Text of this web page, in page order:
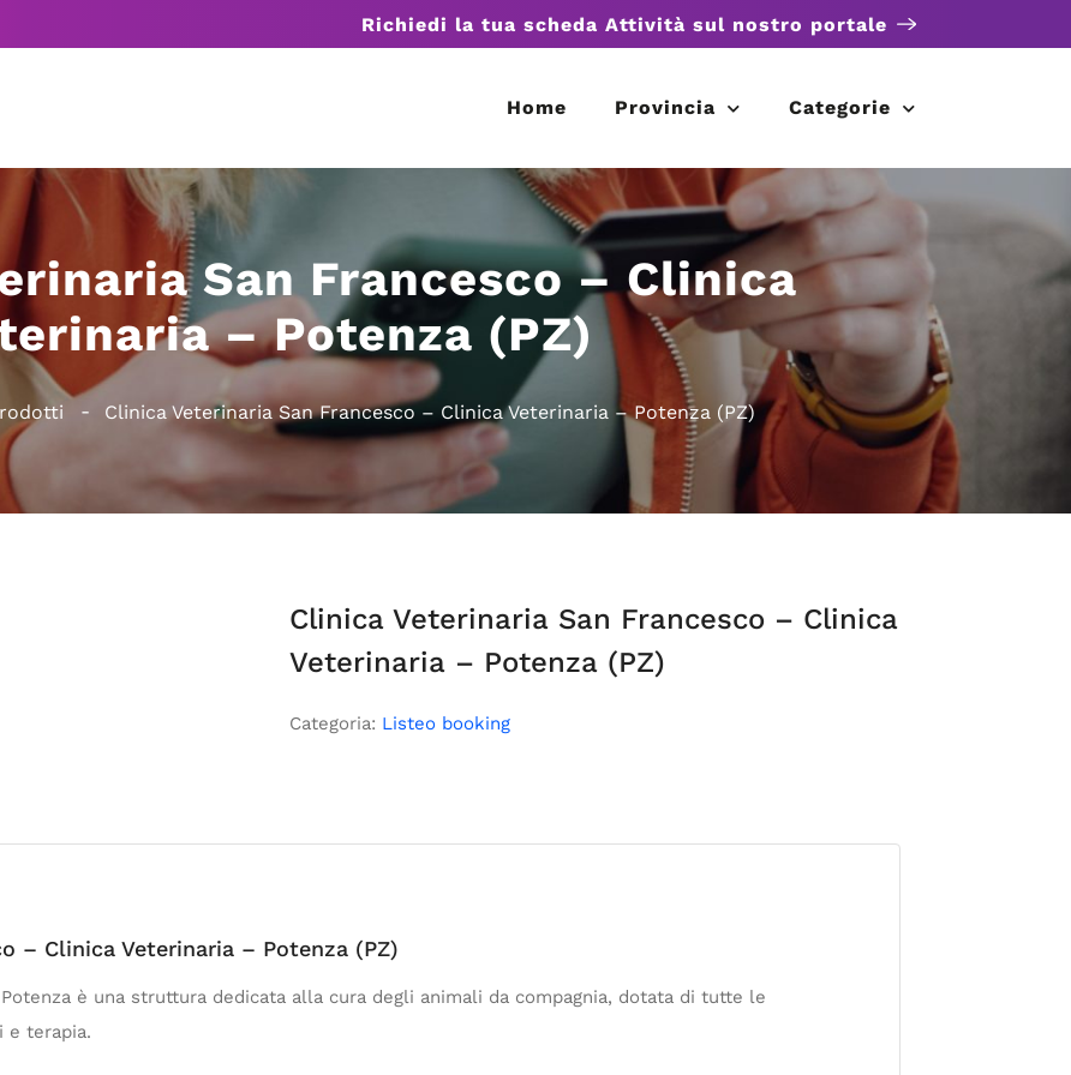
Richiedi la tua scheda Attività sul nostro portale
Home Provincia Categorie
San Francesco – Clinica
– Potenza (PZ)
Clinica Veterinaria San Francesco – Clinica Veterinaria – Potenza (PZ)
Clinica Veterinaria San Francesco – Clinica
Veterinaria – Potenza (PZ)
Categoria: Listeo booking
– Clinica Veterinaria – Potenza (PZ)
è una struttura dedicata alla cura degli animali da compagnia, dotata di tutte le
e terapia.